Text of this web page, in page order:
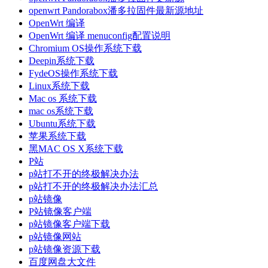
openwrt Pandorabox潘多拉固件最新源地址
OpenWrt 编译
OpenWrt 编译 menuconfig配置说明
Chromium OS操作系统下载
Deepin系统下载
FydeOS操作系统下载
Linux系统下载
Mac os 系统下载
mac os系统下载
Ubuntu系统下载
苹果系统下载
黑MAC OS X系统下载
P站
p站打不开的终极解决办法
p站打不开的终极解决办法汇总
p站镜像
P站镜像客户端
p站镜像客户端下载
p站镜像网站
p站镜像资源下载
百度网盘大文件